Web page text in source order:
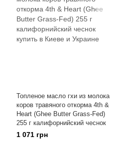
Топленое масло гхи из молока
коров травяного откорма 4th &
Heart (Ghee Butter Grass-Fed)
255 г калифорнийский чеснок
1 071 грн